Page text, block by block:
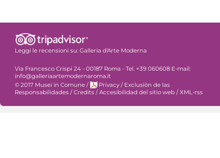
Leggi le recensioni su: Galleria d'Arte Moderna
Via Francesco Crispi 24 - 00187 Roma - Tel. +39 060608 E-mail:
info@galleriaartemodernaroma.it
© 2017 Musei in Comune / Privacy / Exclusiòn de las
Responsabilidades / Credits / Accesibilidad del sitio web / XML-rss